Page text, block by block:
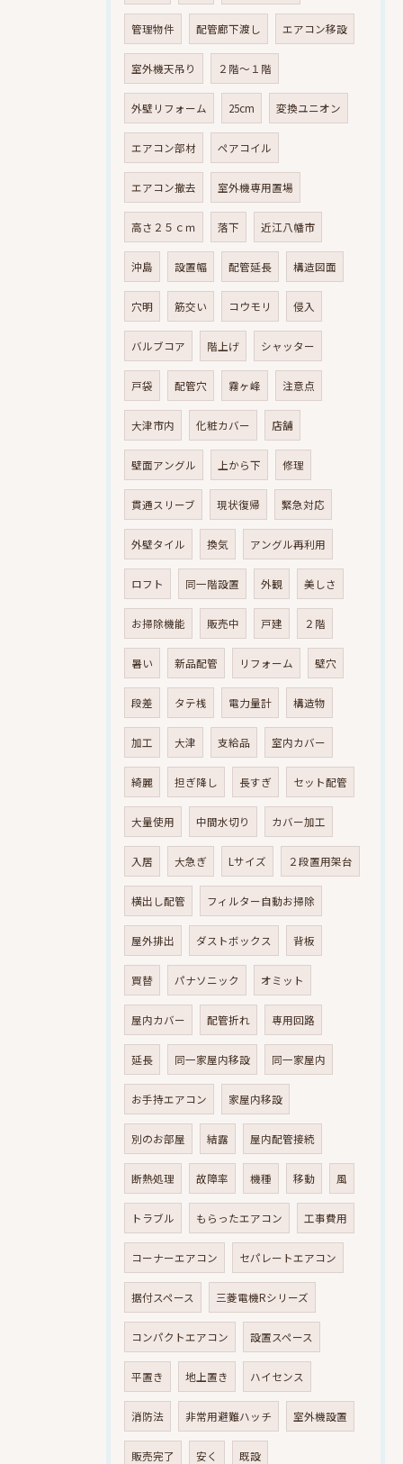
管理物件 配管廊下渡し エアコン移設
室外機天吊り ２階～１階
外壁リフォーム 25cm 変換ユニオン
エアコン部材 ペアコイル
エアコン撤去 室外機専用置場
高さ２５ｃｍ 落下 近江八幡市
沖島 設置幅 配管延長 構造図面
穴明 筋交い コウモリ 侵入
バルブコア 階上げ シャッター
戸袋 配管穴 霧ヶ峰 注意点
大津市内 化粧カバー 店舗
壁面アングル 上から下 修理
貫通スリーブ 現状復帰 緊急対応
外壁タイル 換気 アングル再利用
ロフト 同一階設置 外観 美しさ
お掃除機能 販売中 戸建 ２階
暑い 新品配管 リフォーム 壁穴
段差 タテ桟 電力量計 構造物
加工 大津 支給品 室内カバー
綺麗 担ぎ降し 長すぎ セット配管
大量使用 中間水切り カバー加工
入居 大急ぎ Lサイズ ２段置用架台
横出し配管 フィルター自動お掃除
屋外排出 ダストボックス 背板
買替 パナソニック オミット
屋内カバー 配管折れ 専用回路
延長 同一家屋内移設 同一家屋内
お手持エアコン 家屋内移設
別のお部屋 結露 屋内配管接続
断熱処理 故障率 機種 移動 風
トラブル もらったエアコン 工事費用
コーナーエアコン セパレートエアコン
据付スペース 三菱電機Rシリーズ
コンパクトエアコン 設置スペース
平置き 地上置き ハイセンス
消防法 非常用避難ハッチ 室外機設置
販売完了 安く 既設